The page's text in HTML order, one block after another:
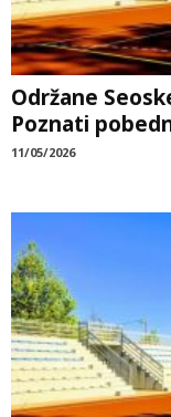
Održane
Poznati
11/05/2026